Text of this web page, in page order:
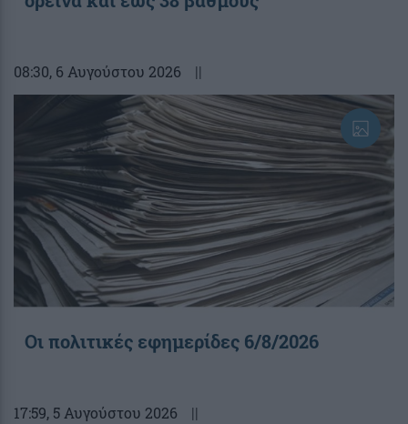
08:30, 6 Αυγούστου 2026 ||
Οι πολιτικές εφημερίδες 6/8/2026
17:59, 5 Αυγούστου 2026 ||